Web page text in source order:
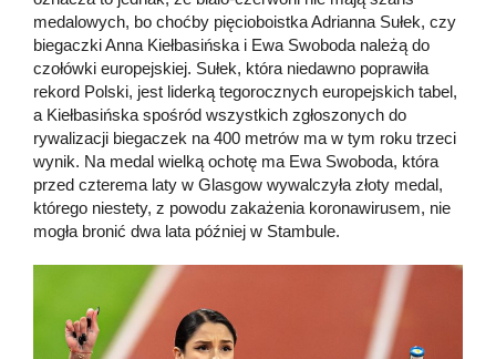
medalowych, bo choćby pięcioboistka Adrianna Sułek, czy
biegaczki Anna Kiełbasińska i Ewa Swoboda należą do
czołówki europejskiej. Sułek, która niedawno poprawiła
rekord Polski, jest liderką tegorocznych europejskich tabel,
a Kiełbasińska spośród wszystkich zgłoszonych do
rywalizacji biegaczek na 400 metrów ma w tym roku trzeci
wynik. Na medal wielką ochotę ma Ewa Swoboda, która
przed czterema laty w Glasgow wywalczyła złoty medal,
którego niestety, z powodu zakażenia koronawirusem, nie
mogła bronić dwa lata później w Stambule.